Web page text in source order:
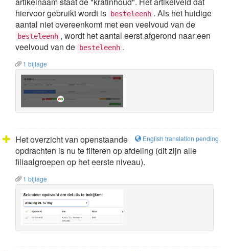
hiervoor gebruikt wordt is
besteleenh . Als het huidige
aantal niet overeenkomt met een veelvoud van de
besteleenh , wordt het aantal eerst afgerond naar een
veelvoud van de
besteleenh .
1 bijlage
English translation pending
Het overzicht van openstaande
opdrachten is nu te filteren op afdeling (dit zijn alle
filiaalgroepen op het eerste niveau).
1 bijlage